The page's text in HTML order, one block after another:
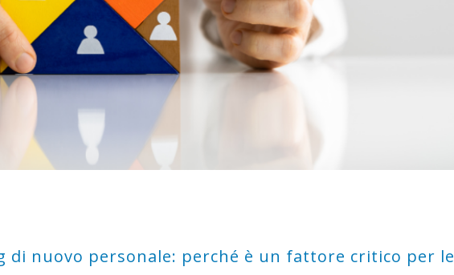
di nuovo personale: perché è un fattore critico per le